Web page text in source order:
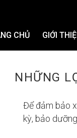
CHỦ GIỚI
NHỮNG
Để đảm bảo
kỳ, bảo